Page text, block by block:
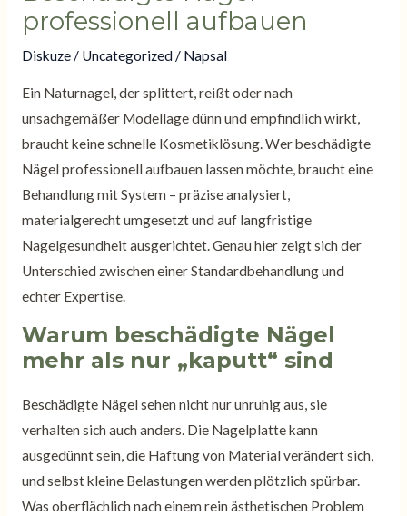
professionell aufbauen
Diskuze/ Uncategorized/ Napsal
Ein Naturnagel, der splittert, reißt oder nach
unsachgemäßer Modellage dünn und empfindlich wirkt,
braucht keine schnelle Kosmetiklösung. Wer beschädigte
Nägel professionell aufbauen lassen möchte, braucht eine
Behandlung mit System – präzise analysiert,
materialgerecht umgesetzt und auf langfristige
Nagelgesundheit ausgerichtet. Genau hier zeigt sich der
Unterschied zwischen einer Standardbehandlung und
echter Expertise.
Warum beschädigte Nägel
mehr als nur „kaputt“ sind
Beschädigte Nägel sehen nicht nur unruhig aus, sie
verhalten sich auch anders. Die Nagelplatte kann
ausgedünnt sein, die Haftung von Material verändert sich,
und selbst kleine Belastungen werden plötzlich spürbar.
Was oberflächlich nach einem rein ästhetischen Problem